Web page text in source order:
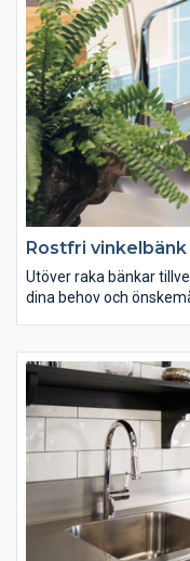
Rostfri vinkelbänk
Utöver raka bänkar
dina behov och